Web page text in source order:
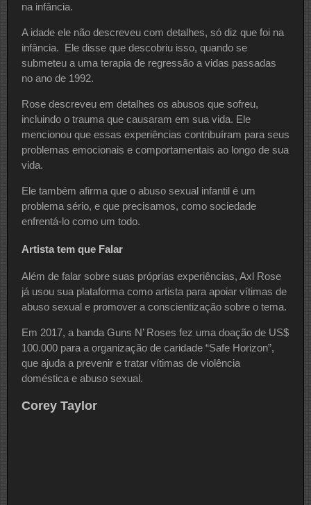
na infância.
A idade ele não descreveu com detalhes, só diz que foi na
infância. Ele disse que descobriu isso, quando se
submeteu a uma terapia de regressão a vidas passadas
no ano de 1992.
Rose descreveu em detalhes os abusos que sofreu,
incluindo o trauma que causaram em sua vida. Ele
mencionou que essas experiências contribuíram para seus
problemas emocionais e comportamentais ao longo de sua
vida.
Ele também afirma que o abuso sexual infantil é um
problema sério, e que precisamos, como sociedade
enfrentá-lo como um todo.
Artista tem que Falar
Além de falar sobre suas próprias experiências, Axl Rose
já usou sua plataforma como artista para apoiar vítimas de
abuso sexual e promover a conscientização sobre o tema.
Em 2017, a banda Guns N’ Roses fez uma doação de US$
100.000 para a organização de caridade “Safe Horizon”,
que ajuda a prevenir e tratar vítimas de violência
doméstica e abuso sexual.
Corey Taylor